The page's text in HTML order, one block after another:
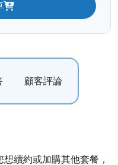
顧客評論
續約或加購其他套餐，